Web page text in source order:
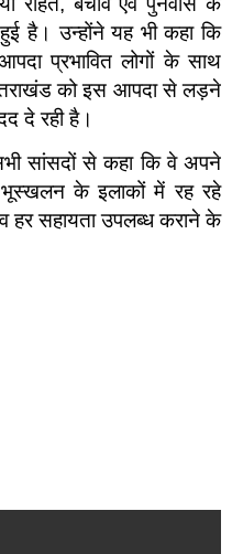
है। उन्होंने यह भी कहा कि
प्रभावित लोगों के साथ
को इस आपदा से लड़ने
दे रही है।
सांसदों से कहा कि वे अपने
के इलाकों में रह रहे
हर सहायता उपलब्ध कराने के